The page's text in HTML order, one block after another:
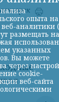
опыта на
веб-аналитики
размещать на
указанных
Вы можете
через
cookie-
веб-сайта